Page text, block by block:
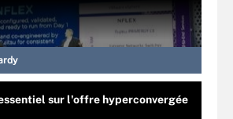
sur l'offre hyperconvergée